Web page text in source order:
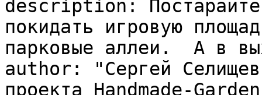
description:
покидать игровую
парковые аллеи.  А в
author: "Сергей
проекта Handmade-